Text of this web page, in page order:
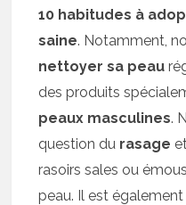
10 habitudes à
saine. Notamment,
nettoyer sa peau
des produits
peaux masculines.
question du rasage
rasoirs sales ou
peau. Il est également